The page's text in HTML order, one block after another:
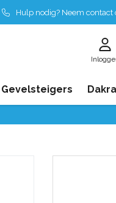
Hulp nodig? Neem contact
Gevelsteigers